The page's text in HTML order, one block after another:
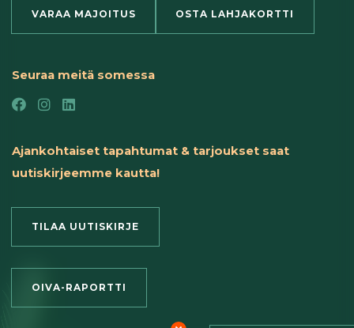
VARAA MAJOITUS OSTA LAHJAKORTTI
Seuraa meitä somessa
Ajankohtaiset tapahtumat & tarjoukset saat
uutiskirjeemme kautta!
TILAA UUTISKIRJE
OIVA-RAPORTTI